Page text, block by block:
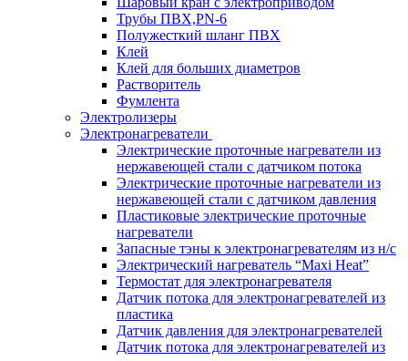
Трубы ПВХ,PN-6
Полужесткий шланг ПВХ
Клей
Клей для больших диаметров
Растворитель
Фумлента
Электролизеры
Электронагреватели
Электрические проточные нагреватели из
нержавеющей стали с датчиком потока
Электрические проточные нагреватели из
нержавеющей стали с датчиком давления
Пластиковые электрические проточные
нагреватели
Запасные тэны к электронагревателям из н/с
Электрический нагреватель “Maxi Heat”
Термостат для электронагревателя
Датчик потока для электронагревателей из
пластика
Датчик давления для электронагревателей
Датчик потока для электронагревателей из